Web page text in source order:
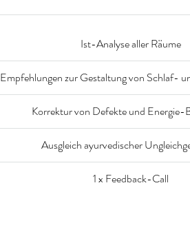
Ist-Analyse aller Räume
Empfehlungen zur Gestaltung von Schlaf-
Korrektur von Defekte und Energie-
Ausgleich ayurvedischer
1 x Feedback-Call